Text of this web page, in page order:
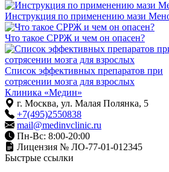
Инструкция по применению мази
Что такое СРРЖ и чем он опасен?
Список эффективных препаратов при
сотрясении мозга для взрослых
Клиника «Медин»
г. Москва, ул. Малая Полянка, 5
+7(495)2550838
mail@medinvclinic.ru
Пн-Вс: 8:00-20:00
Лицензия № ЛО-77-01-012345
Быстрые ссылки